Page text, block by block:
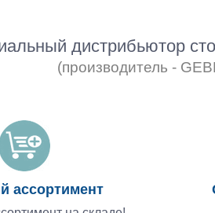
дистрибьютор
(производитель -
ассортимент